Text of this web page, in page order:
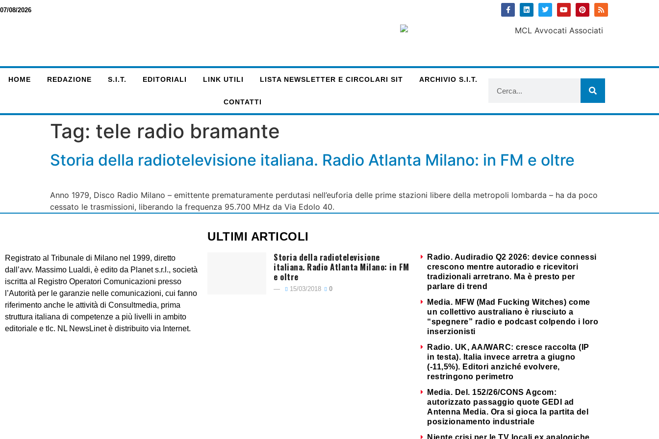
07/08/2026
HOME REDAZIONE S.I.T. EDITORIALI LINK UTILI LISTA NEWSLETTER E CIRCOLARI SIT ARCHIVIO S.I.T.
CONTATTI
Tag: tele radio bramante
Storia della radiotelevisione italiana. Radio Atlanta Milano: in FM e oltre
Anno 1979, Disco Radio Milano – emittente prematuramente perdutasi nell’euforia delle prime stazioni libere della metropoli lombarda – ha da poco
cessato le trasmissioni, liberando la frequenza 95.700 MHz da Via Edolo 40.
Registrato al Tribunale di Milano nel 1999, diretto
dall’avv. Massimo Lualdi, è edito da Planet s.r.l., società
iscritta al Registro Operatori Comunicazioni presso
l’Autorità per le garanzie nelle comunicazioni, cui fanno
riferimento anche le attività di Consultmedia, prima
struttura italiana di competenze a più livelli in ambito
editoriale e tlc. NL NewsLinet è distribuito via Internet.
ULTIMI ARTICOLI
Storia della radiotelevisione
italiana. Radio Atlanta Milano: in FM
e oltre
15/03/2018 0
Radio. Audiradio Q2 2026: device connessi
crescono mentre autoradio e ricevitori
tradizionali arretrano. Ma è presto per
parlare di trend
Media. MFW (Mad Fucking Witches) come
un collettivo australiano è riusciuto a
“spegnere” radio e podcast colpendo i loro
inserzionisti
Radio. UK, AA/WARC: cresce raccolta (IP
in testa). Italia invece arretra a giugno
(-11,5%). Editori anziché evolvere,
restringono perimetro
Media. Del. 152/26/CONS Agcom:
autorizzato passaggio quote GEDI ad
Antenna Media. Ora si gioca la partita del
posizionamento industriale
Niente crisi per le TV locali ex analogiche